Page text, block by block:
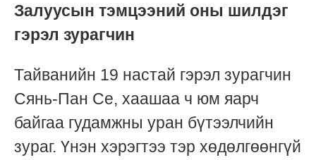
Залуусын тэмцээний оны шилдэг
гэрэл зурагчин
Тайванийн 19 настай гэрэл зурагчин
Сянь-Пан Се, хаашаа ч юм яарч
байгаа гудамжны уран бүтээлчийн
зураг. Үнэн хэрэгтээ тэр хөдөлгөөнгүй